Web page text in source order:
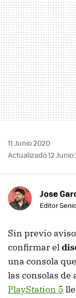
11 Junio 2020
Actualizado 12 Junio
Jose
Editor
Sin previo
confirmar el
una consola
las consolas
PlayStation 5